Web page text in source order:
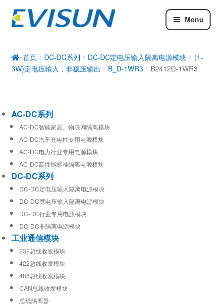
Menu
DC-DC系列
工业通信模块
首页 DC-DC系列 DC-DC定电压输入隔离电源模块
(1-
3W)定电压输入，非稳压输出
B_D-1WR3 B2412D-1WR3
AC-DC系列
AC-DC智能家居、物联网隔离模块
AC-DC汽车充电柱专用电源模块
AC-DC电力行业专用电源模块
AC-DC高性能标准隔离电源模块
DC-DC系列
DC-DC定电压输入隔离电源模块
DC-DC宽电压输入隔离电源模块
DC-DC行业专用电源模块
DC-DC非隔离电源模块
工业通信模块
232总线收发模块
422总线收发模块
485总线收发模块
CAN总线收发模块
总线隔离器